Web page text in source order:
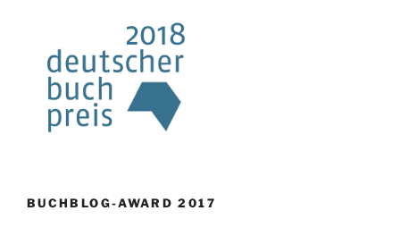
BUCHBLOG-AWARD 2017